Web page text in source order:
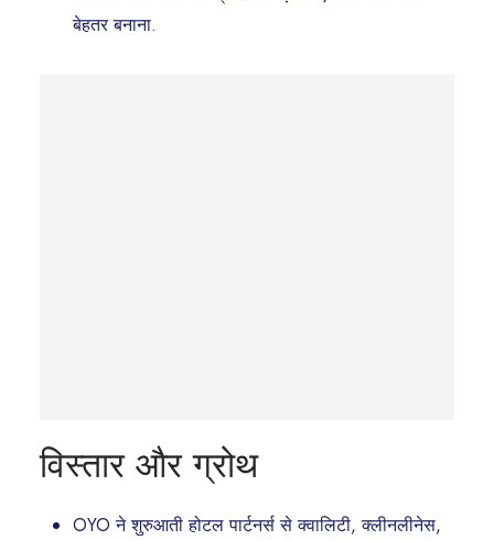
बेहतर बनाना.
विस्तार और ग्रोथ
OYO ने शुरुआती होटल पार्टनर्स से क्वालिटी, क्लीनलीनेस,